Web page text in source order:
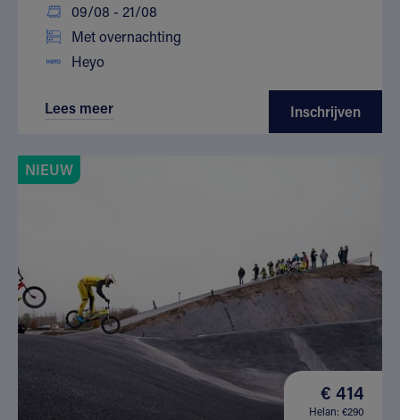
09/08 - 21/08
Met overnachting
Heyo
Lees meer Inschrijven
NIEUW
€ 414
Helan: €290